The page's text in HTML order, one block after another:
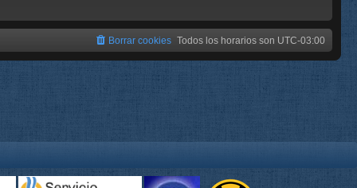
Todos los horarios son UTC-03:00
Borrar cookies